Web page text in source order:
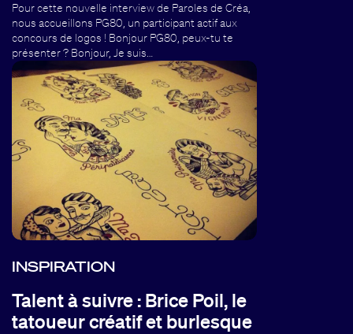
Pour cette nouvelle interview de Paroles de Créa,
nous accueillons PG80, un participant actif aux
concours de logos ! Bonjour PG80, peux-tu te
présenter ? Bonjour, Je suis…
INSPIRATION
Talent à suivre : Brice Poil, le
tatoueur créatif et burlesque